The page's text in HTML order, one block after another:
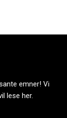
emner! Vi
lese her.